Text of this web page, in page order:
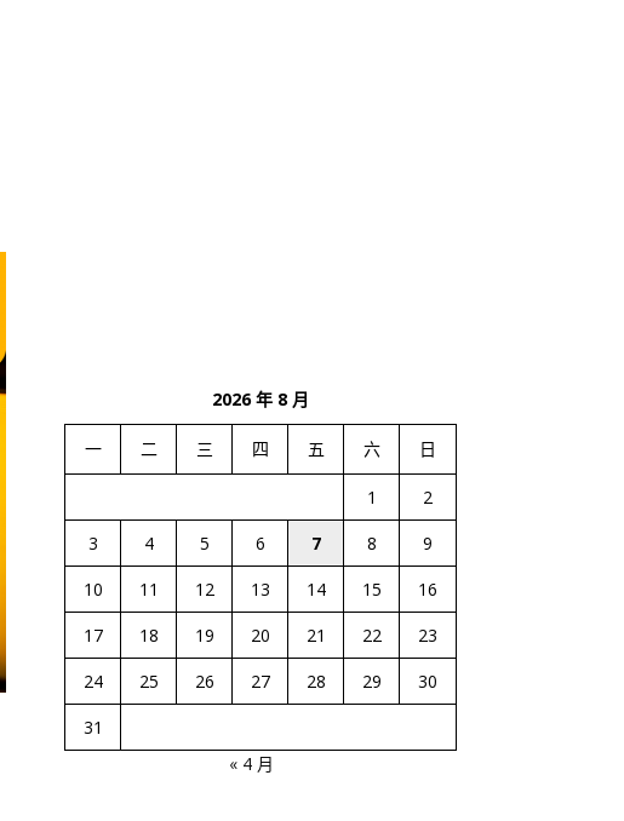
2026 年 8 月
一 二 三 四 五 六 日
1
2
3
4 5 6 7 8
9
10
11 12 13 14 15
16
17
18 19 20 21 22
23
24
25 26 27 28 29
30
31
« 4 月